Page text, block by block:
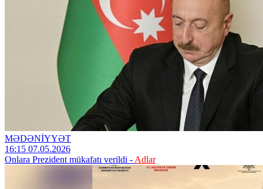
MƏDƏNİYYƏT
16:15 07.05.2026
Onlara Prezident mükafatı verildi - Adlar